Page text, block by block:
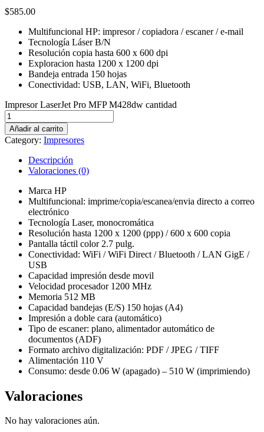
$585.00
Multifuncional HP: impresor / copiadora / escaner / e-mail
Tecnología Láser B/N
Resolución copia hasta 600 x 600 dpi
Exploracion hasta 1200 x 1200 dpi
Bandeja entrada 150 hojas
Conectividad: USB, LAN, WiFi, Bluetooth
Impresor LaserJet Pro MFP M428dw cantidad
Añadir al carrito
Category: Impresores
Descripción
Valoraciones (0)
Marca HP
Multifuncional: imprime/copia/escanea/envia directo a correo
electrónico
Tecnología Laser, monocromática
Resolución hasta 1200 x 1200 (ppp) / 600 x 600 copia
Pantalla táctil color 2.7 pulg.
Conectividad: WiFi / WiFi Direct / Bluetooth / LAN GigE /
USB
Capacidad impresión desde movil
Velocidad procesador 1200 MHz
Memoria 512 MB
Capacidad bandejas (E/S) 150 hojas (A4)
Impresión a doble cara (automático)
Tipo de escaner: plano, alimentador automático de
documentos (ADF)
Formato archivo digitalización: PDF / JPEG / TIFF
Alimentación 110 V
Consumo: desde 0.06 W (apagado) – 510 W (imprimiendo)
Valoraciones
No hay valoraciones aún.